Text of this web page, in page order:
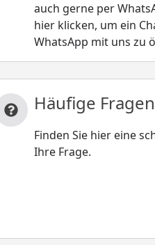
auch gerne per
hier klicken, um ein
WhatsApp mit uns zu
Häufige Fragen
Finden Sie hier eine
Ihre Frage.